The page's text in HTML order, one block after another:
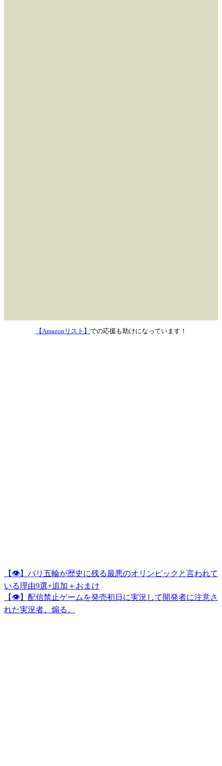
【Amazonリスト】 での応援も助けになっています！
【👁】パリ五輪が歴史に残る最悪のオリンピックと言われて
いる理由9選+追加＋おまけ
【👁】配信禁止ゲームを発売初日に実況して開発者に注意さ
れた実況者、煽る。